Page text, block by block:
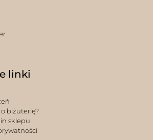
linki
biżuterię?
sklepu